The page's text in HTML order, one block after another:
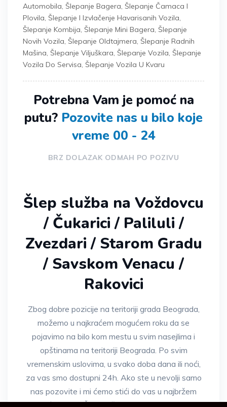
Automobila, Šlepanje Bagera, Šlepanje Čamaca I
Plovila, Šlepanje I Izvlačenje Havarisanih Vozila,
Šlepanje Kombija, Šlepanje Mini Bagera, Šlepanje
Novih Vozila, Šlepanje Oldtajmera, Šlepanje Radnih
Mašina, Šlepanje Viljuškara, Šlepanje Vozila, Šlepanje
Vozila Do Servisa, Šlepanje Vozila U Kvaru
Potrebna Vam je pomoć na
putu? Pozovite nas u bilo koje
vreme 00 - 24
BRZ DOLAZAK ODMAH PO POZIVU
Šlep služba na Voždovcu
/ Čukarici / Paliluli /
Zvezdari / Starom Gradu
/ Savskom Venacu /
Rakovici
Zbog dobre pozicije na teritoriji grada Beograda,
možemo u najkraćem mogućem roku da se
pojavimo na bilo kom mestu u svim nasejlima i
opštinama na teritoriji Beograda. Po svim
vremenskim uslovima, u svako doba dana ili noći,
za vas smo dostupni 24h. Ako ste u nevolji samo
nas pozovite i mi ćemo stići do vas u najbržem